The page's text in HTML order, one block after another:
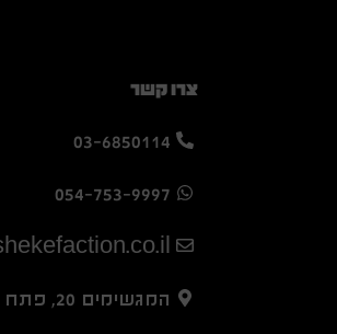
צרו קשר
03-6850114
054-753-9997
המגשימים 20, פתח תקווה